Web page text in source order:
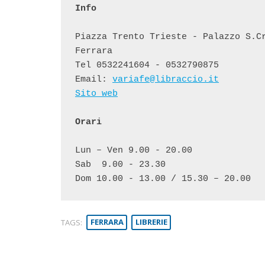
Info
Piazza Trento Trieste - Palazzo
Ferrara
Tel 0532241604 - 0532790875
Email: variafe@libraccio.it
Sito web
Orari
Lun – Ven 9.00 - 20.00
Sab
9.00 - 23.30
Dom 10.00 - 13.00 / 15.30 – 20.00
TAGS: FERRARA LIBRERIE